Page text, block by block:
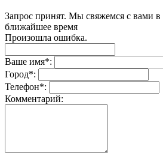
Запрос принят. Мы свяжемся с вами в
ближайшее время
Произошла ошибка.
Ваше имя*:
Город*:
Телефон*:
Комментарий: